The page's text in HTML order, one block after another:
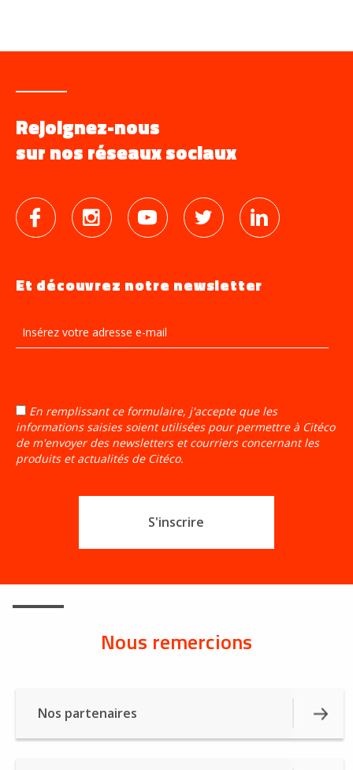
Rejoignez-nous
sur nos réseaux sociaux
Et découvrez notre newsletter
Insérez
votre
En remplissant ce formulaire, j'accepte que les
informations saisies soientutilisées pour permettre à Citéco
de m'envoyer des newsletters et courriers concernant les
produits et actualités de Citéco.
Nous remercions
Nos partenaires